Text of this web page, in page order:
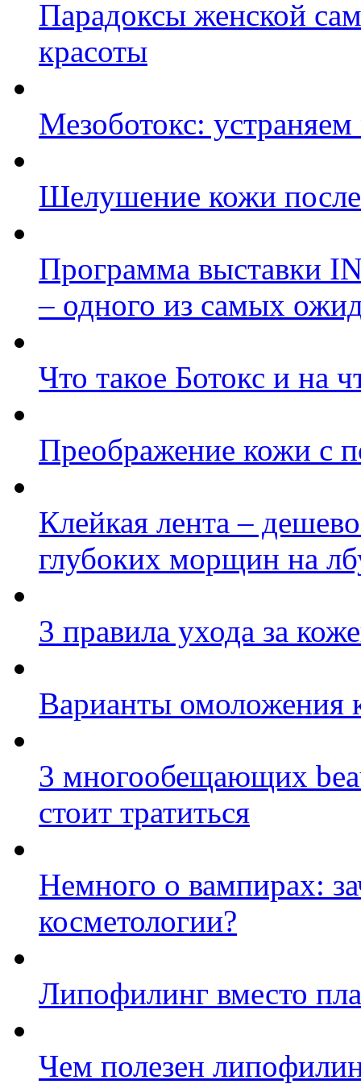
Парадоксы женской
красоты
Мезоботокс:
Шелушение кожи после
Программа выставки
– одного из самых
Что такое Ботокс и на
Преображение кожи с
Клейкая лента –
глубоких морщин на
3 правила ухода за
Варианты омоложения
3 многообещающих
стоит тратиться
Немного о вампирах:
косметологии?
Липофилинг вместо
Чем полезен